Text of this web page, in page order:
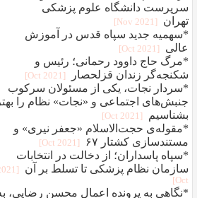
سرپرست دانشگاه علوم پزشکی
تهران
[2021 Nov]
*سهمیه جدید سپاه قدس در آموزش
عالی
[2021 Oct]
*مرگ حاج داوود رحمانی؛ رئیس و
شکنجه‌گر زندان قزلحصار
[2021 Oct]
*سردار نجات، یکی از مسئولان سرکوب
جنبش‌های اجتماعی و «نجات» نظام را
بشناسیم
[2021 Oct]
*مقوله‌ی حجت‌الاسلام «جعفر نیری» و
مستند‌سازی کشتار ۶۷
[2021 Oct]
*سپاه پاسداران؛ از دخالت در انتخابات
سازمان نظام پزشکی تا تسلط بر آن
Oct]
*نگاهی به پرونده اعمال محسن رضایی،